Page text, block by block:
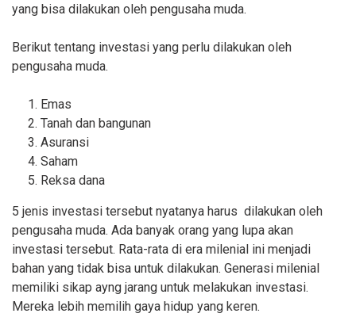
yang bisa dilakukan oleh pengusaha muda.
Berikut tentang investasi yang perlu dilakukan oleh
pengusaha muda.
Emas
Tanah dan bangunan
Asuransi
Saham
Reksa dana
5 jenis investasi tersebut nyatanya harus dilakukan oleh
pengusaha muda. Ada banyak orang yang lupa akan
investasi tersebut. Rata-rata di era milenial ini menjadi
bahan yang tidak bisa untuk dilakukan. Generasi milenial
memiliki sikap ayng jarang untuk melakukan investasi.
Mereka lebih memilih gaya hidup yang keren.